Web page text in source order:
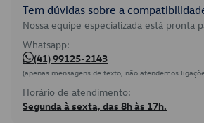
Tem dúvidas sobre a
Nossa equipe especializada está pronta
Whatsapp:
(41) 99125-2143
(apenas mensagens de texto, não atendemos
Horário de atendimento:
Segunda à sexta, das 8h às 17h.